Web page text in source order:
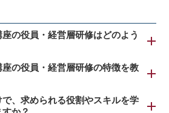
の役員・経営層研修はどのよう
・経営層研修は、おもに以下の
ログラムを取り揃えておりま
の役員・経営層研修の特徴を教
・経営層研修は、
、求められる役割やスキルを学